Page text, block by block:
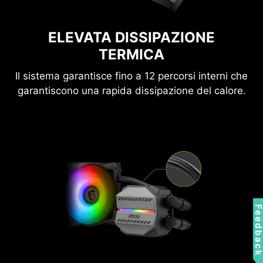
ELEVATA DISSIPAZIONE
TERMICA
Il sistema garantisce fino a 12 percorsi interni che
garantiscono una rapida dissipazione del calore.